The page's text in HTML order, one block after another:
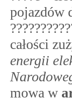
pojazdów
całości
energii
mowa w